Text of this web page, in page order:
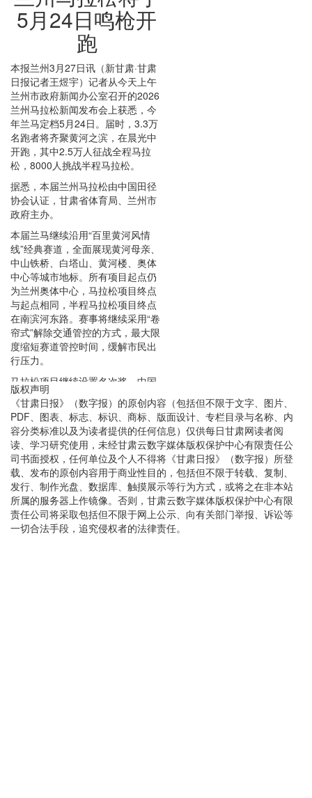
5月24日鸣枪开
跑
本报兰州3月27日讯（新甘肃·甘肃
日报记者王煜宇）记者从今天上午
兰州市政府新闻办公室召开的2026
兰州马拉松新闻发布会上获悉，今
年兰马定档5月24日。届时，3.3万
名跑者将齐聚黄河之滨，在晨光中
开跑，其中2.5万人征战全程马拉
松，8000人挑战半程马拉松。
据悉，本届兰州马拉松由中国田径
协会认证，甘肃省体育局、兰州市
政府主办。
本届兰马继续沿用“百里黄河风情
线”经典赛道，全面展现黄河母亲、
中山铁桥、白塔山、黄河楼、奥体
中心等城市地标。所有项目起点仍
为兰州奥体中心，马拉松项目终点
与起点相同，半程马拉松项目终点
在南滨河东路。赛事将继续采用“卷
帘式”解除交通管控的方式，最大限
度缩短赛道管控时间，缓解市民出
行压力。
马拉松项目继续设置名次奖、中国
籍参赛选手特别奖、破纪录奖等三
类奖项；半程马拉松项目设名次
奖。马拉松项目名次奖的奖金调整
为5万至1000美元不等，中国籍参
赛选手特别奖奖金调整为8万至
6000元人民币不等，破世界纪录
（仅限第一名）、全国纪录（仅限
中国籍选手第一名）、兰马纪录
（仅限第一名）奖金分别调整为10
万美元、12万元人民币、6万元人
民币；半程马拉松项目奖励范围调
版权声明
《甘肃日报》（数字报）的原创内容（包括但不限于文字、图片、
PDF、图表、标志、标识、商标、版面设计、专栏目录与名称、内
容分类标准以及为读者提供的任何信息）仅供每日甘肃网读者阅
读、学习研究使用，未经甘肃云数字媒体版权保护中心有限责任公
司书面授权，任何单位及个人不得将《甘肃日报》（数字报）所登
载、发布的原创内容用于商业性目的，包括但不限于转载、复制、
发行、制作光盘、数据库、触摸展示等行为方式，或将之在非本站
所属的服务器上作镜像。否则，甘肃云数字媒体版权保护中心有限
责任公司将采取包括但不限于网上公示、向有关部门举报、诉讼等
一切合法手段，追究侵权者的法律责任。